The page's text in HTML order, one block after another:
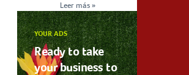
Leer más »
YOUR ADS
Ready to take
your business to